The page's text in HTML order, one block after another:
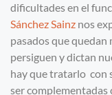
dificultades en el
Sánchez Sainz nos
pasados que quedan
persiguen y dictan
hay que tratarlo con
ser complementadas